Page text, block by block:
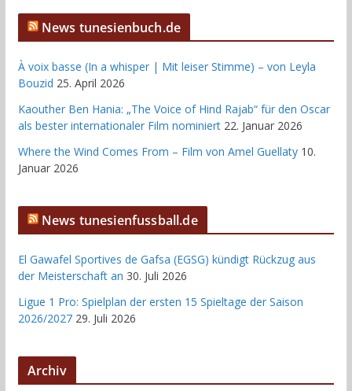
News tunesienbuch.de
À voix basse (In a whisper | Mit leiser Stimme) – von Leyla
Bouzid 25. April 2026
Kaouther Ben Hania: „The Voice of Hind Rajab“ für den Oscar
als bester internationaler Film nominiert 22. Januar 2026
Where the Wind Comes From – Film von Amel Guellaty 10.
Januar 2026
News tunesienfussball.de
El Gawafel Sportives de Gafsa (EGSG) kündigt Rückzug aus
der Meisterschaft an 30. Juli 2026
Ligue 1 Pro: Spielplan der ersten 15 Spieltage der Saison
2026/2027 29. Juli 2026
Archiv